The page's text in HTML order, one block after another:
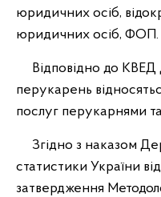
юридичних осіб,
юридичних осіб, ФОП.
Відповідно до КВЕД
перукарень
послуг перукарнями
Згідно з наказом
статистики України
затвердження